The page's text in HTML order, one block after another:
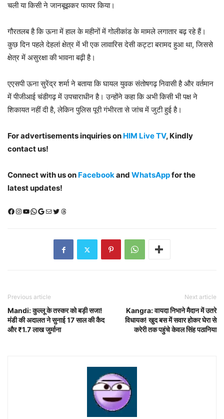
चली या किसी ने जानबूझकर फायर किया।
गौरतलब है कि ऊना में हाल के महीनों में गोलीकांड के मामले लगातार बढ़ रहे हैं।
कुछ दिन पहले देहलां क्षेत्र में भी एक लावारिस देसी कट्टा बरामद हुआ था, जिससे
क्षेत्र में असुरक्षा की भावना बढ़ी है।
एएसपी ऊना सुरेंद्र शर्मा ने बताया कि घायल युवक संतोषगढ़ निवासी है और वर्तमान
में पीजीआई चंडीगढ़ में उपचाराधीन है। उन्होंने कहा कि अभी किसी भी पक्ष ने
शिकायत नहीं दी है, लेकिन पुलिस पूरी गंभीरता से जांच में जुटी हुई है।
For advertisements inquiries on HIM Live TV, Kindly
contact us!
Connect with us on Facebookand WhatsAppfor the
latest updates!
Facebook
Instagram
YouTube
WhatsApp
Google
MailX (Twitter)
Threads
Previous article
Mandi: कुल्लू के तस्कर को बड़ी सजा!
मंडी की अदालत ने सुनाई 17 साल की कैद
और ₹1.7 लाख जुर्माना
Next article
Kangra: वायदा निभाने मैदान में उतरे
विधायक! खुद बस में सवार होकर घेरा से
करेरी तक पहुंचे केवल सिंह पठानिया